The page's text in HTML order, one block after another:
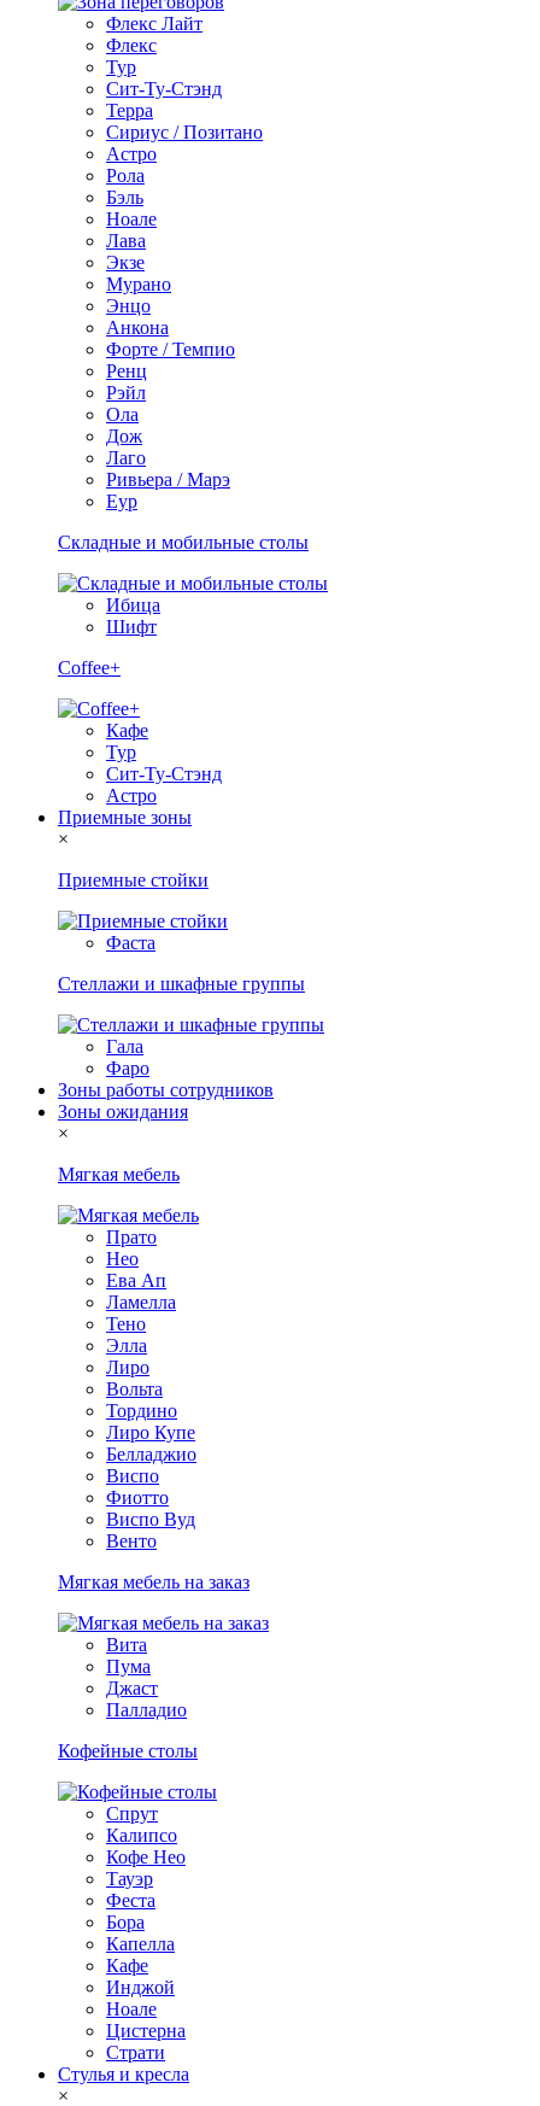
Флекс Лайт
Флекс
Тур
Сит-Ту-Стэнд
Терра
Сириус / Позитано
Астро
Рола
Бэль
Ноале
Лава
Экзе
Мурано
Энцо
Анкона
Форте / Темпио
Ренц
Рэйл
Ола
Дож
Лаго
Ривьера / Марэ
Еур
Складные и мобильные столы
Ибица
Шифт
Coffee+
Кафе
Тур
Сит-Ту-Стэнд
Астро
Приемные зоны
×
Приемные стойки
Фаста
Стеллажи и шкафные группы
Гала
Фаро
Зоны работы сотрудников
Зоны ожидания
×
Мягкая мебель
Прато
Нео
Ева Ап
Ламелла
Тено
Элла
Лиро
Вольта
Тордино
Лиро Купе
Белладжио
Виспо
Фиотто
Виспо Вуд
Венто
Мягкая мебель на заказ
Вита
Пума
Джаст
Палладио
Кофейные столы
Спрут
Калипсо
Кофе Нео
Тауэр
Феста
Бора
Капелла
Кафе
Инджой
Ноале
Цистерна
Страти
Стулья и кресла
×